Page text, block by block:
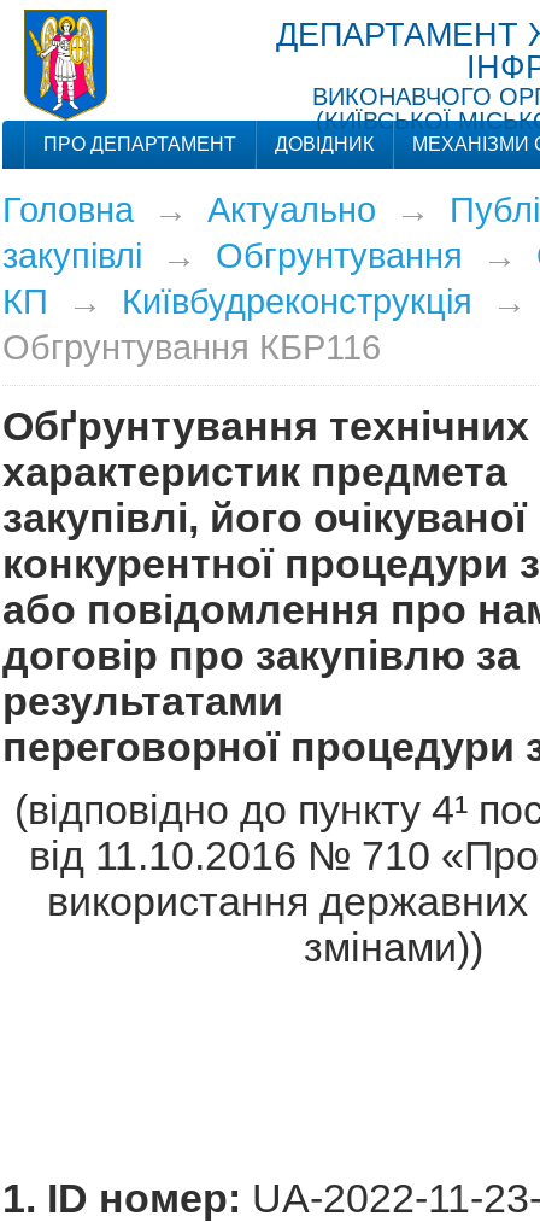
ДЕПАРТАМЕНТ
ВИКОНАВЧОГО
(КИЇВСЬКОЇ
ПРО ДЕПАРТАМЕНТ ДОВІДНИК МЕХАНІЗМИ
Головна→ Актуально →
закупівлі → Обгрунтування →
КП → Київбудреконструкція →
Обгрунтування КБР116
Обґрунтування технічних
характеристик предмета
закупівлі, його
конкурентної процедури
або повідомлення про
договір про закупівлю за
результатами
переговорної процедури
(відповідно до пункту 4¹
від 11.10.2016 № 710
використання державних
змінами))
1. ID номер: UA-2022-11-